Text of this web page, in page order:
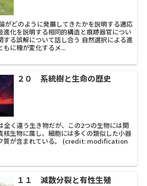
進化を説明する相同的構造と痕跡器官につい
について話し合う 自然選択による進
もに種が変化するメ...
２０ 系統樹と生命の歴史
全く違う生き物だが、この2つの生物には関
核生物に属し、細胞には多くの類似した小器
質が含まれている。 (credit: modification
１１ 減数分裂と有性生殖